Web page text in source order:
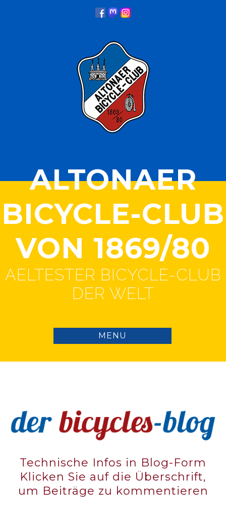
ALTONAER
BICYCLE-CLUB
VON 1869/80
AELTESTER BICYCLE-CLUB
DER WELT
Technische Infos in Blog-Form
Klicken Sie auf die Überschrift,
um Beiträge zu kommentieren